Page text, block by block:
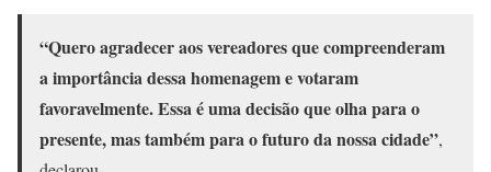
“Quero agradecer aos vereadores que compreenderam
a importância dessa homenagem e votaram
favoravelmente. Essa é uma decisão que olha para o
presente, mas também para o futuro da nossa cidade”,